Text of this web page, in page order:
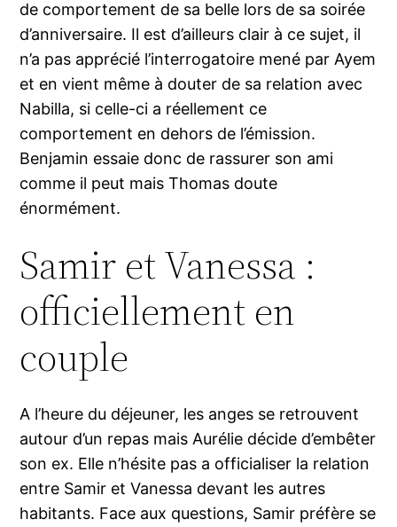
de comportement de sa belle lors de sa soirée
d’anniversaire. Il est d’ailleurs clair à ce sujet, il
n’a pas apprécié l’interrogatoire mené par Ayem
et en vient même à douter de sa relation avec
Nabilla, si celle-ci a réellement ce
comportement en dehors de l’émission.
Benjamin essaie donc de rassurer son ami
comme il peut mais Thomas doute
énormément.
Samir et Vanessa :
officiellement en
couple
A l’heure du déjeuner, les anges se retrouvent
autour d’un repas mais Aurélie décide d’embêter
son ex. Elle n’hésite pas a officialiser la relation
entre Samir et Vanessa devant les autres
habitants. Face aux questions, Samir préfère se